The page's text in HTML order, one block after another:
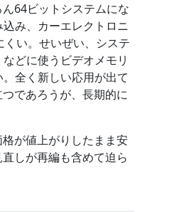
64ビットシステムにな
み、カーエレクトロニ
い。せいぜい、システ
どに使うビデオメモリ
全く新しい応用が出て
であろうが、長期的に
が値上がりしたまま安
しが再編も含めて迫ら